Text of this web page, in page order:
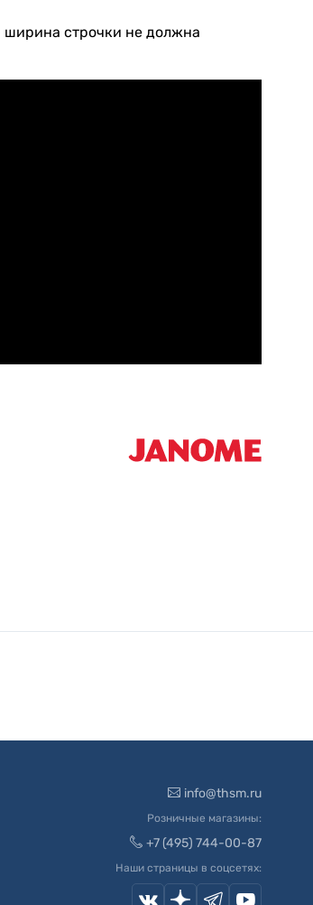
ширина строчки не должна
info@thsm.ru
Розничные магазины:
+7 (495) 744-00-87
Наши страницы в соцсетях: